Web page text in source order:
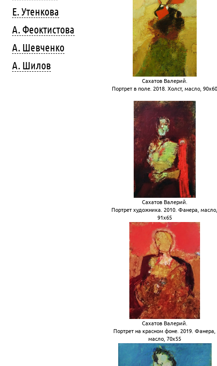
Е. Утенкова
А. Феоктистова
А. Шевченко
А. Шилов
Сахатов Валерий.
Портрет в поле. 2018. Холст, масло, 90х60
Сахатов Валерий.
Портрет художника. 2010. Фанера,
91х65
Сахатов Валерий.
Портрет на красном фоне. 2019. Фанера,
масло, 70х55